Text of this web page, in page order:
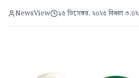
NewsView ১৫ ডিসেম্বর, ২০২৫ বিকাল ৩:০২